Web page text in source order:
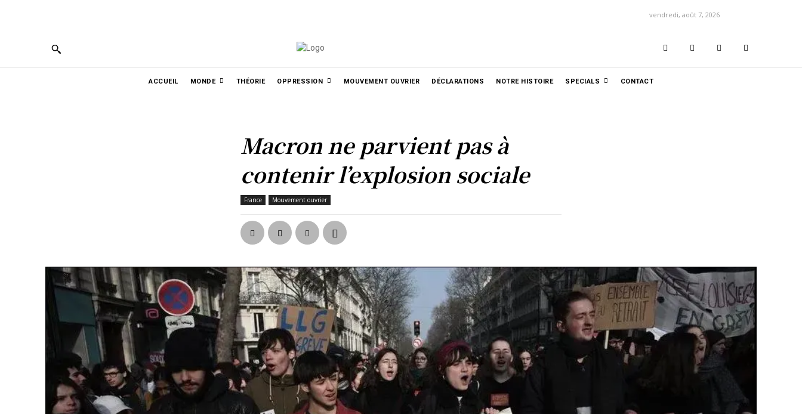
vendredi, août 7, 2026
ACCUEIL MONDE THÉORIE OPPRESSION MOUVEMENT OUVRIER DÉCLARATIONS NOTRE HISTOIRE SPECIALS CONTACT
Macron ne parvient pas à
contenir l’explosion sociale
France Mouvement ouvrier